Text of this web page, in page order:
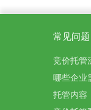
常见问题
竞价托管
哪些企业
托管内容